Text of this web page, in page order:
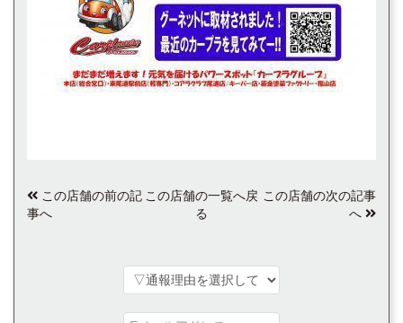
この店舗の前の記
事へ
この店舗の一覧へ戻
る
この店舗の次の記事
へ